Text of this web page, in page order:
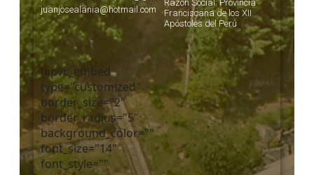
juanjosealania@hotmail.com
Razón Social: Provincia
Franciscana de los XII
Apóstoles del Perú
[apvc_embed
type="customized"
border_size="2"
border_radius="5"
background_color=""
font_size="14"
font_style=""